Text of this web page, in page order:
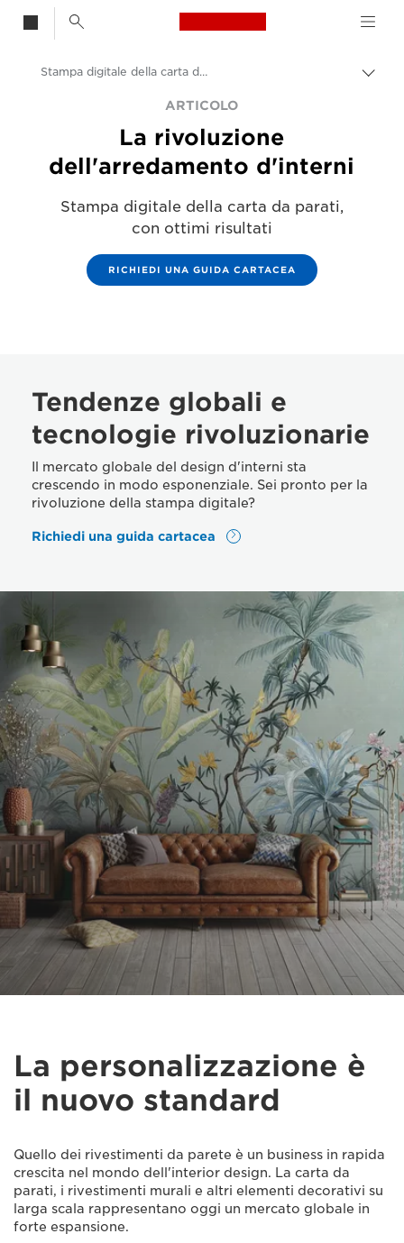
Canon Logo, back
Soluzioni e servizi
Stampa digitale della carta da parati - arredamento d'interni
ARTICOLO
La rivoluzione
dell'arredamento d'interni
Stampa digitale della carta da parati,
con ottimi risultati
RICHIEDI UNA GUIDA CARTACEA
Tendenze globali e
tecnologie rivoluzionarie
Il mercato globale del design d'interni sta
crescendo in modo esponenziale. Sei pronto per la
rivoluzione della stampa digitale?
Richiedi una guida cartacea
La personalizzazione è
il nuovo standard
Quello dei rivestimenti da parete è un business in rapida
crescita nel mondo dell'interior design. La carta da
parati, i rivestimenti murali e altri elementi decorativi su
larga scala rappresentano oggi un mercato globale in
forte espansione.